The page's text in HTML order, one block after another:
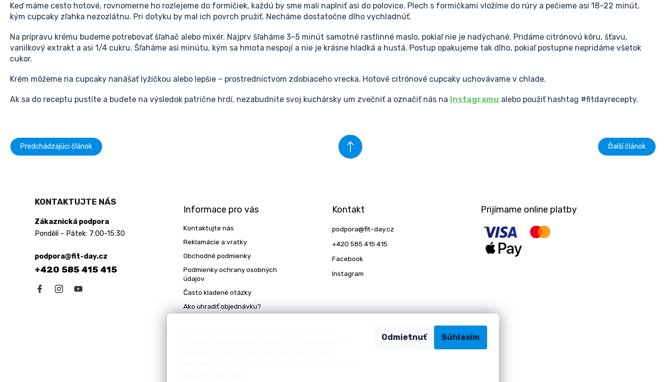
Odmietnuť Súhlasím
Keď máme cesto hotové, rovnomerne ho rozlejeme do formičiek, každú by sme mali naplniť asi do polovice. Plech s formičkami vložíme do rúry a pečieme asi 18–22 minút,
kým cupcaky zľahka nezozlátnu. Pri dotyku by mal ich povrch pružiť. Necháme dostatočne dlho vychladnúť.
Na prípravu krému budeme potrebovať šľahač alebo mixér. Najprv šľaháme 3–5 minút samotné rastlinné maslo, pokiaľ nie je nadýchané. Pridáme citrónovú kôru, šťavu,
vanilkový extrakt a asi 1/4 cukru. Šľaháme asi minútu, kým sa hmota nespojí a nie je krásne hladká a hustá. Postup opakujeme tak dlho, pokiaľ postupne nepridáme všetok
cukor.
Krém môžeme na cupcaky nanášať lyžičkou alebo lepšie – prostredníctvom zdobiaceho vrecka. Hotové citrónové cupcaky uchovávame v chlade.
Ak sa do receptu pustíte a budete na výsledok patrične hrdí, nezabudnite svoj kuchársky um zvečniť a označiť nás na Instagramu alebo použiť hashtag #fitdayrecepty.
Predchádzajúci článok Ďalší článok
KONTAKTUJTE NÁS
Zákaznická podpora
Pondělí - Pátek: 7:00-15:30
podpora@fit-day.cz
+420 585 415 415
Informace pro vás
Kontaktujte nás
Reklamácie a vratky
Obchodné podmienky
Podmienky ochrany osobných
údajov
Často kladené otázky
Ako uhradiť objednávku?
Kontakt
podpora@fit-day.cz
+420 585 415 415
Facebook
Instagram
Prijímame online platby